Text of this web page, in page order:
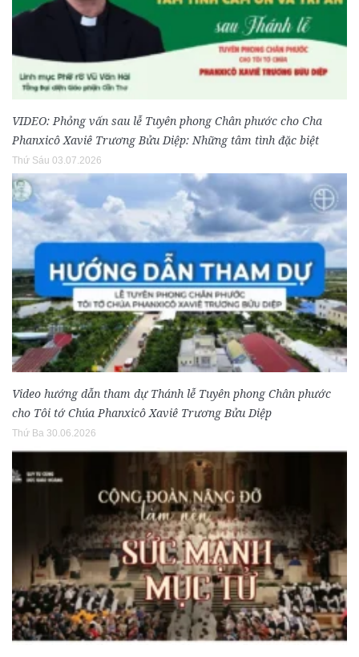
VIDEO: Phỏng vấn sau lễ Tuyên phong Chân phước cho Cha
Phanxicô Xaviê Trương Bửu Diệp: Những tâm tình đặc biệt
Thứ Sáu 03.07.2026
Video hướng dẫn tham dự Thánh lễ Tuyên phong Chân phước
cho Tôi tớ Chúa Phanxicô Xaviê Trương Bửu Diệp
Thứ Ba 30.06.2026